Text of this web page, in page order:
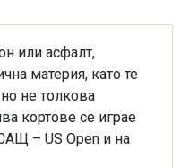
или асфалт,
материя, като те
не толкова
кортове се играе
– US Open и на